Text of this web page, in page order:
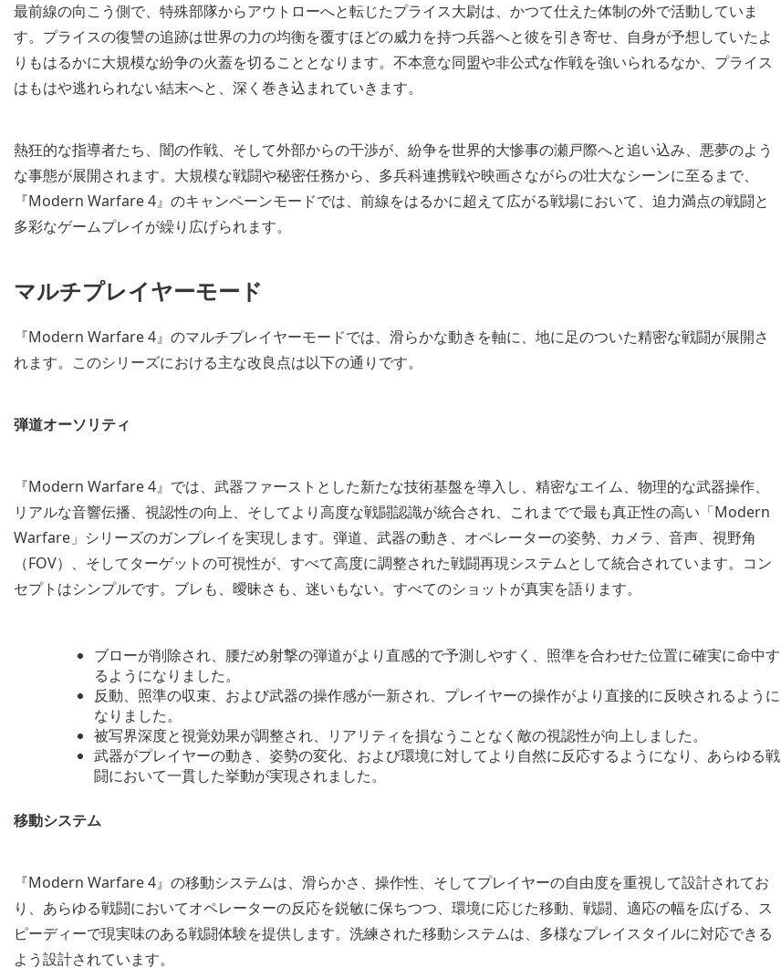
最前線の向こう側で、特殊部隊からアウトローへと転じたプライス大尉は、かつて仕えた体制の外で活動していま
す。プライスの復讐の追跡は世界の力の均衡を覆すほどの威力を持つ兵器へと彼を引き寄せ、自身が予想していたよ
りもはるかに大規模な紛争の火蓋を切ることとなります。不本意な同盟や非公式な作戦を強いられるなか、プライス
はもはや逃れられない結末へと、深く巻き込まれていきます。
熱狂的な指導者たち、闇の作戦、そして外部からの干渉が、紛争を世界的大惨事の瀬戸際へと追い込み、悪夢のよう
な事態が展開されます。大規模な戦闘や秘密任務から、多兵科連携戦や映画さながらの壮大なシーンに至るまで、
『Modern Warfare 4』のキャンペーンモードでは、前線をはるかに超えて広がる戦場において、迫力満点の戦闘と
多彩なゲームプレイが繰り広げられます。
マルチプレイヤーモード
『Modern Warfare 4』のマルチプレイヤーモードでは、滑らかな動きを軸に、地に足のついた精密な戦闘が展開さ
れます。このシリーズにおける主な改良点は以下の通りです。
弾道オーソリティ
『Modern Warfare 4』では、武器ファーストとした新たな技術基盤を導入し、精密なエイム、物理的な武器操作、
リアルな音響伝播、視認性の向上、そしてより高度な戦闘認識が統合され、これまでで最も真正性の高い「Modern
Warfare」シリーズのガンプレイを実現します。弾道、武器の動き、オペレーターの姿勢、カメラ、音声、視野角
（FOV）、そしてターゲットの可視性が、すべて高度に調整された戦闘再現システムとして統合されています。コン
セプトはシンプルです。ブレも、曖昧さも、迷いもない。すべてのショットが真実を語ります。
ブローが削除され、腰だめ射撃の弾道がより直感的で予測しやすく、照準を合わせた位置に確実に命中す
るようになりました。
反動、照準の収束、および武器の操作感が一新され、プレイヤーの操作がより直接的に反映されるように
なりました。
被写界深度と視覚効果が調整され、リアリティを損なうことなく敵の視認性が向上しました。
武器がプレイヤーの動き、姿勢の変化、および環境に対してより自然に反応するようになり、あらゆる戦
闘において一貫した挙動が実現されました。
移動システム
『Modern Warfare 4』の移動システムは、滑らかさ、操作性、そしてプレイヤーの自由度を重視して設計されてお
り、あらゆる戦闘においてオペレーターの反応を鋭敏に保ちつつ、環境に応じた移動、戦闘、適応の幅を広げる、ス
ピーディーで現実味のある戦闘体験を提供します。洗練された移動システムは、多様なプレイスタイルに対応できる
よう設計されています。